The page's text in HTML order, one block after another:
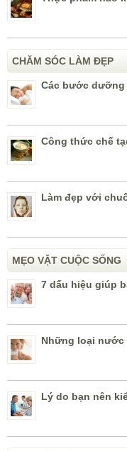
CHĂM SÓC LÀM ĐẸP
Các bước dưỡng
Công thức chế
Làm đẹp với
MẸO VẶT CUỘC SỐNG
7 dấu hiệu giúp
Những loại nước
Lý do bạn nên